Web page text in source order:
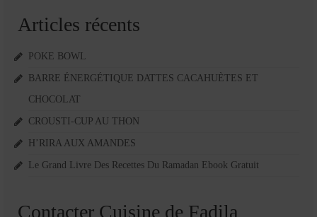
Articles récents
POKE BOWL
BARRE ÉNERGÉTIQUE DATTES CACAHUÈTES ET
CHOCOLAT
CROUSTI-CUP AU THON
H’RIRA AUX AMANDES
Le Grand Livre Des Recettes Du Ramadan Ebook Gratuit
Contacter Cuisine de Fadila